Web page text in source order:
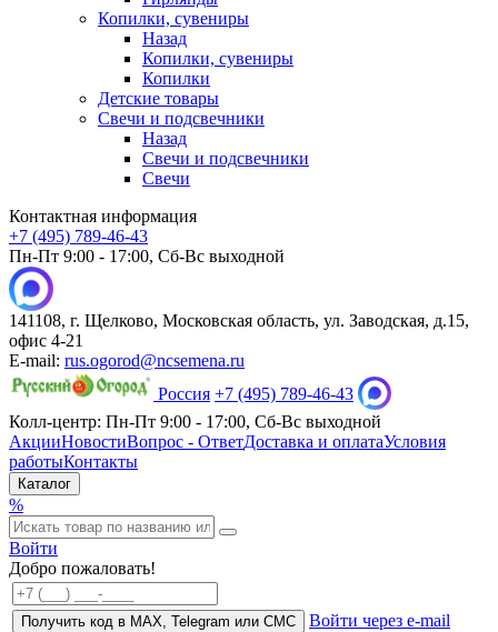
Копилки, сувениры
Назад
Копилки, сувениры
Копилки
Детские товары
Свечи и подсвечники
Назад
Свечи и подсвечники
Свечи
Контактная информация
+7 (495) 789-46-43
Пн-Пт 9:00 - 17:00, Сб-Вс выходной
141108, г. Щелково, Московская область, ул. Заводская, д.15,
офис 4-21
E-mail: rus.ogorod@ncsemena.ru
Россия +7 (495) 789-46-43
Колл-центр: Пн-Пт 9:00 - 17:00, Сб-Вс выходной
АкцииНовостиВопрос - ОтветДоставка и оплатаУсловия
работыКонтакты
Каталог
%
Войти
Добро пожаловать!
Получить код в MAX, Telegram или СМС
Войти через e-mail